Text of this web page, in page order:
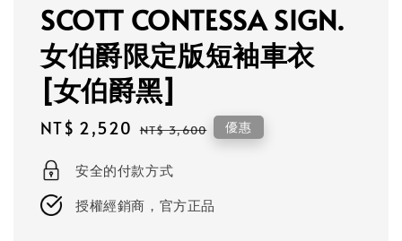
SCOTT CONTESSA SIGN.
女伯爵限定版短袖車衣
[女伯爵黑]
Sale
NT$ 2,520 Regular
NT$ 3,600 優惠
安全的付款方式
授權經銷商，官方正品